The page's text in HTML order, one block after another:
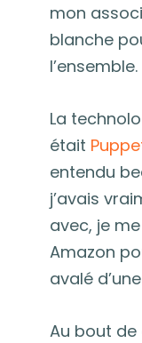
mon
blanche
La
était
entendu
j’avais
avec, je
Amazon
avalé
Au bout de